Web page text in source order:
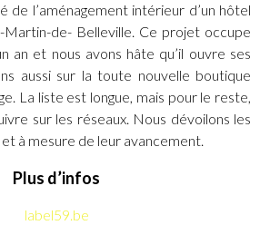
de l’aménagement intérieur d’un hôtel
Martin-de- Belleville. Ce projet occupe
an et nous avons hâte qu’il ouvre ses
aussi sur la toute nouvelle boutique
La liste est longue, mais pour le reste,
sur les réseaux. Nous dévoilons les
à mesure de leur avancement.
Plus d’infos
label59.be